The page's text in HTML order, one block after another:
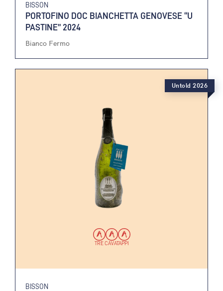
BISSON
PORTOFINO DOC BIANCHETTA GENOVESE “U
PASTINE” 2024
Bianco Fermo
TRE CAVATAPPI
BISSON
Untold 2026